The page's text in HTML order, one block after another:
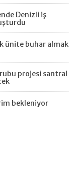
Denizli iş
ünite buhar almak
projesi santral
bekleniyor